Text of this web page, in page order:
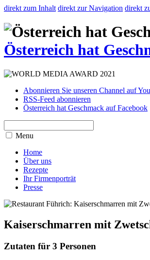
direkt zum Inhalt direkt zur Navigation direkt
Österreich hat
Abonnieren Sie unseren Channel auf
RSS-Feed abonnieren
Österreich hat Geschmack auf Facebook
Menu
Home
Über uns
Rezepte
Ihr Firmenporträt
Presse
Kaiserschmarren mit
Zutaten für 3 Personen